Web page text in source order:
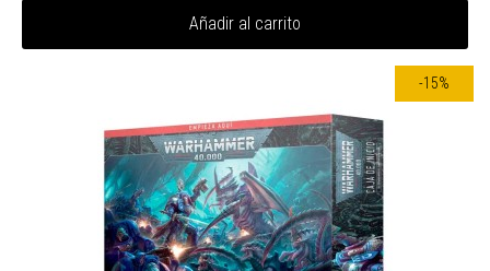
Añadir al carrito
-15%